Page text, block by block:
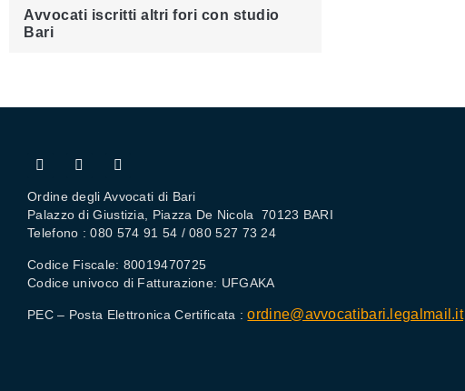
Avvocati iscritti altri fori con studio
Bari
Ordine degli Avvocati di Bari
Palazzo di Giustizia, Piazza De Nicola 70123 BARI
Telefono : 080 574 91 54 / 080 527 73 24
Codice Fiscale: 80019470725
Codice univoco di Fatturazione: UFGAKA
PEC – Posta Elettronica Certificata :ordine@avvocatibari.legalmail.it